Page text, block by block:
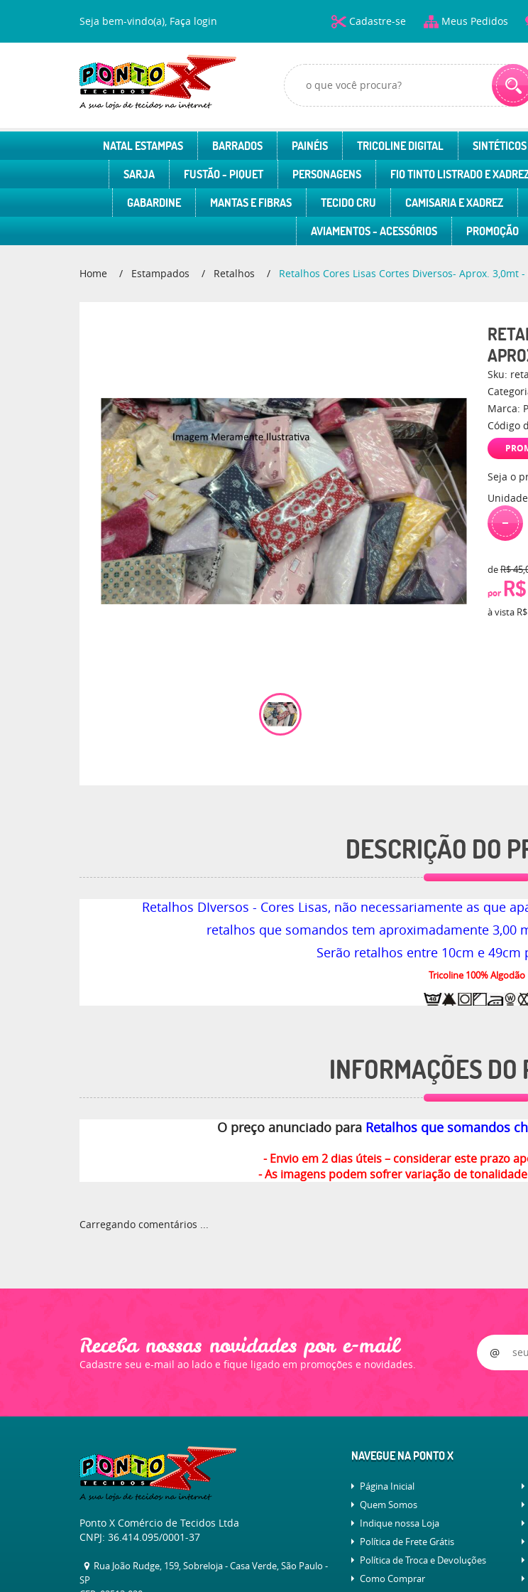
Seja bem-vindo(a), Faça login Cadastre-se Meus Pedidos
NATAL ESTAMPAS BARRADOS PAINÉIS TRICOLINE DIGITAL SINTÉTICOS
SARJA
FUSTÃO - PIQUET PERSONAGENS FIO TINTO LISTRADO E
GABARDINE
MANTAS E FIBRAS TECIDO CRU CAMISARIA E XADREZ
AVIAMENTOS - ACESSÓRIOS
PROMOÇÃO
Home Estampados Retalhos Retalhos Cores Lisas Cortes Diversos- Aprox. 3,0mt
Sku:
Marca:
Código
Seja o
deR$
por
à vista
DESCRIÇÃO DO
Retalhos DIversos - Cores Lisas, não necessariamente as que
retalhos que somandos tem aproximadamente 3,00
Serão retalhos entre 10cm e 49cm
Tricoline 100% Algodão
INFORMAÇÕES DO
O preço anunciado para Retalhos que somandos
- Envio em 2 dias úteis – considerar este prazo
- As imagens podem sofrer variação de
Carregando comentários ...
Receba nossas novidades por e-mail
Cadastre seu e-mail ao lado e fique ligado em promoções e novidades.
Ponto X Comércio de Tecidos Ltda
CNPJ: 36.414.095/0001-37
Rua João Rudge, 159, Sobreloja-Casa Verde, São Paulo -
SP
NAVEGUE NA PONTO X
Página Inicial
Quem Somos
Indique nossa Loja
Política de Frete Grátis
Política de Troca e Devoluções
Como Comprar